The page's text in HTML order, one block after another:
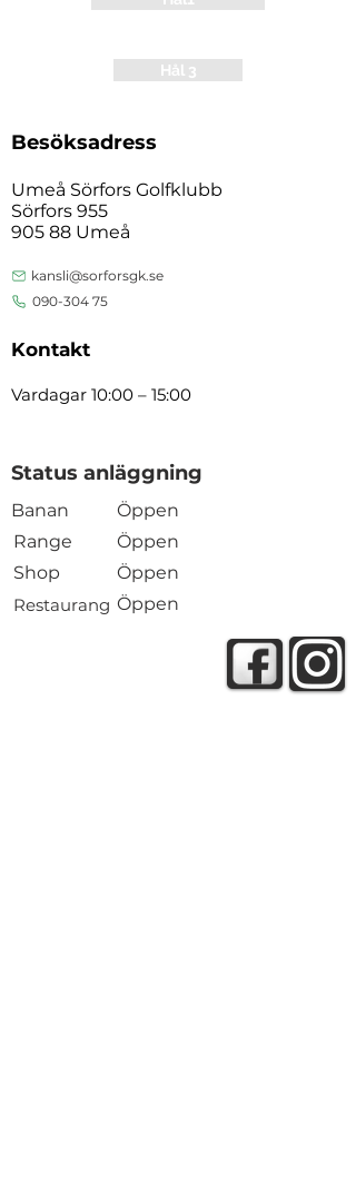
Hål 3
Besöksadress
Umeå Sörfors Golfklubb
Sörfors 955
905 88 Umeå
kansli@sorforsgk.se
090-304 75
Kontakt
Vardagar 10:00 – 15:00
Status anläggning
Banan
Range
Shop
Restaurang
Öppen
Öppen
Öppen
Öppen